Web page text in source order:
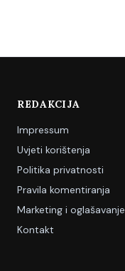
REDAKCIJA
Impressum
Uvjeti korištenja
Politika privatnosti
Pravila komentiranja
Marketing i oglašavanje
Kontakt